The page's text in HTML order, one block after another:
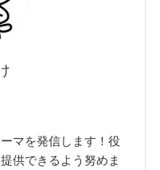
マを発信します！役
供できるよう努めま